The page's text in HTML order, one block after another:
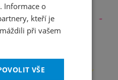
ENGLISH
Informace o
kteří je
při vašem
VŠE